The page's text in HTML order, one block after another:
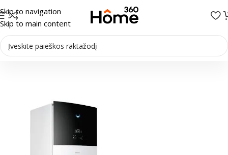
Skip to navigation
Skip to main content
Pradžia/Šilumos siurbliai/Šilumos siurbliai Oras-vanduo